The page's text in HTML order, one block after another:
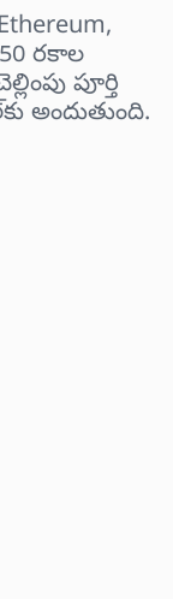
రకాల
పూర్తి
అందుతుంది.